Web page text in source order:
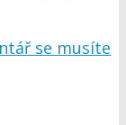
se musíte